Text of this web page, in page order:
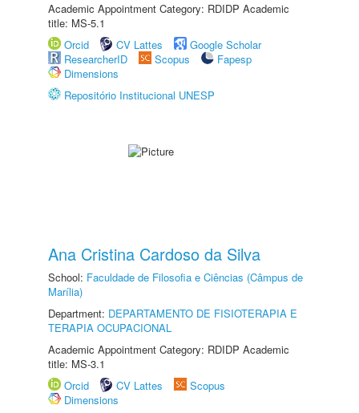
Academic Appointment Category: RDIDP Academic
title: MS-5.1
Orcid
CV Lattes
Google Scholar
ResearcherID
Scopus
Fapesp
Dimensions
Repositório Institucional UNESP
Ana Cristina Cardoso da Silva
School: Faculdade de Filosofia e Ciências (Câmpus de
Marília)
Department: DEPARTAMENTO DE FISIOTERAPIA E
TERAPIA OCUPACIONAL
Academic Appointment Category: RDIDP Academic
title: MS-3.1
Orcid
CV Lattes
Scopus
Dimensions